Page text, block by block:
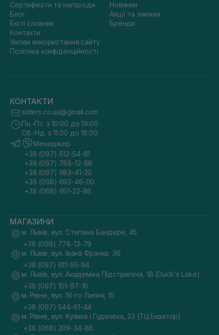
Сертифікати та нагороди
Блог
Бюті словник
Контакти
Умови використання сайту
Політика конфіденційності
Новинки
Акції та знижки
Бренди
КОНТАКТИ
sisters.co.ua@gmail.com
Пн.-Пт. з 10:00 до 19:00
Сб.-Нд. з 11:00 до 18:00
Менеджер
+38 (097) 612-54-81
+38 (097) 788-12-88
+38 (097) 983-41-20
+38 (068) 693-46-00
+38 (068) 951-22-86
МАГАЗИНИ
м. Львів, вул. Степана Бандери, 45
+38 (098) 778-13-79
м. Львів, вул. Івана Франка, 36
+38 (097) 611-95-94
м. Львів, вул. Академіка Підстригача, 1В (Duck's Lake)
+38 (097) 101-97-16
м. Рівне, вул. 16-го Липня, 15
+38 (097) 544-61-44
м. Рівне, вул. Кулика і Гудачека, 23 (ТЦ Екватор)
+38 (068) 209-34-88